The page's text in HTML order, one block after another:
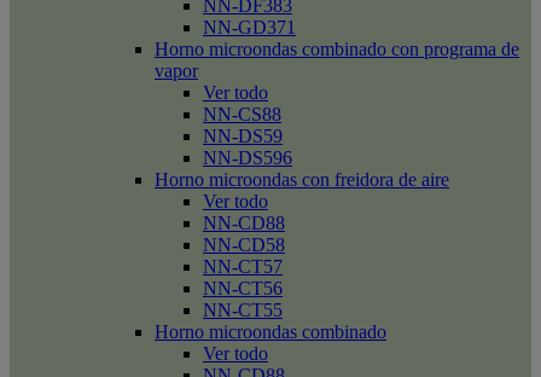
NN-DF383
NN-GD371
Horno microondas combinado con programa de
vapor
Ver todo
NN-CS88
NN-DS59
NN-DS596
Horno microondas con freidora de aire
Ver todo
NN-CD88
NN-CD58
NN-CT57
NN-CT56
NN-CT55
Horno microondas combinado
Ver todo